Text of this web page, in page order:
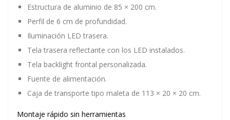
Estructura de aluminio de 85 × 200 cm.
Perfil de 6 cm de profundidad.
Iluminación LED trasera.
Tela trasera reflectante con los LED instalados.
Tela backlight frontal personalizada.
Fuente de alimentación.
Caja de transporte tipo maleta de 113 × 20 × 20 cm.
Montaje rápido sin herramientas